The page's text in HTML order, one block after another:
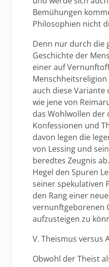
Bemühungen
Philosophien nicht
Denn nur durch die
Geschichte der
einer auf
auch diese Variante
wie jene von
das Wohlwollen der
Konfessionen und
davon legen die
von Lessing und
beredtes Zeugnis
Hegel den Spuren
seiner spekulativen
den Rang einer
vernunftgeborenen
aufzusteigen zu
V. Theismus versus
Obwohl der Theist